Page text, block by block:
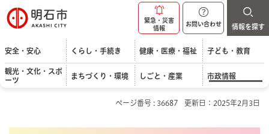
明石市
緊急・災害
情報
お問い合わせ 情報を探す
安全・安心 くらし・手続き 健康・医療・福祉 子ども・教育
観光・文化・スポ
ーツ
まちづくり・環境 しごと・産業 市政情報
ページ番号 : 36687 更新日：2025年2月3日